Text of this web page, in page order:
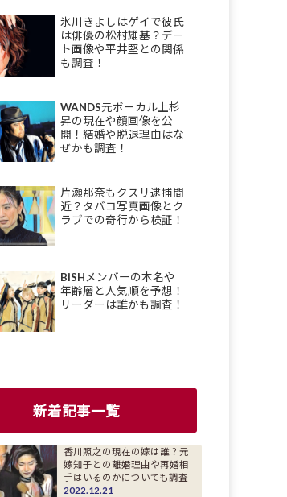
氷川きよしはゲイで彼氏
は俳優の松村雄基？デー
ト画像や平井堅との関係
も調査！
WANDS元ボーカル上杉
昇の現在や顔画像を公
開！結婚や脱退理由はな
ぜかも調査！
片瀬那奈もクスリ逮捕間
近？タバコ写真画像とク
ラブでの奇行から検証！
BiSHメンバーの本名や
年齢層と人気順を予想！
リーダーは誰かも調査！
新着記事一覧
香川照之の現在の嫁は誰？元
嫁知子との離婚理由や再婚相
手はいるのかについても調査
2022.12.21